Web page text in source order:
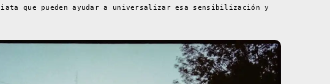
que pueden ayudar a universalizar esa sensibilización y